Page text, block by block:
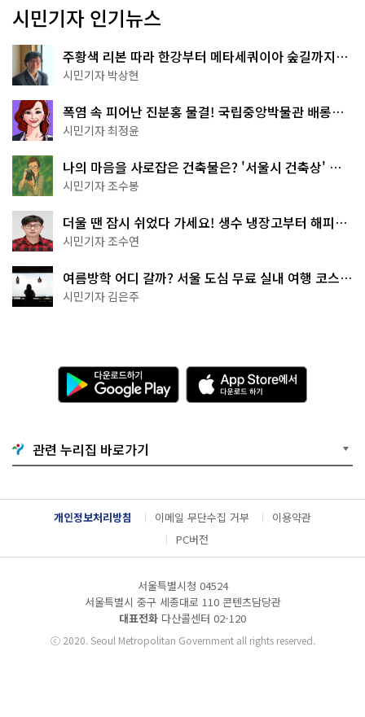
시민기자 인기뉴스
주황색 리본 따라 한강부터 메타세쿼이아 숲길까지…
서울둘레길 15코스
시민기자 박상현
폭염 속 피어난 진분홍 물결! 국립중앙박물관 배롱나
무 명소
시민기자 최정윤
나의 마음을 사로잡은 건축물은? '서울시 건축상' 수
상작 공개!
시민기자 조수봉
더울 땐 잠시 쉬었다 가세요! 생수 냉장고부터 해피소
·무더위쉼터까지
시민기자 조수연
여름방학 어디 갈까? 서울 도심 무료 실내 여행 코스
추천
시민기자 김은주
다
운
로
기
G
o
g
l
e
A
p
p
e
서
다
운
관련 누리집 바로가기
개인정보처리방침 이메일 무단수집 거부
이용약관
PC버전
서울특별시청 04524
서울특별시 중구 세종대로 110 콘텐츠담당관
대표전화 다산콜센터 02-120
ⓒ2020. Seoul Metropolitan Government all rights reserved.